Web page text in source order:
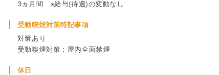
3ヵ月間 ※給与(待遇)の変動なし
受動喫煙対策特記事項
対策あり
受動喫煙対策：屋内全面禁煙
休日